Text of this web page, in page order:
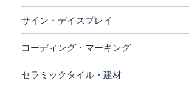
サイン・デイスプレイ
コーディング・マーキング
セラミックタイル・建材